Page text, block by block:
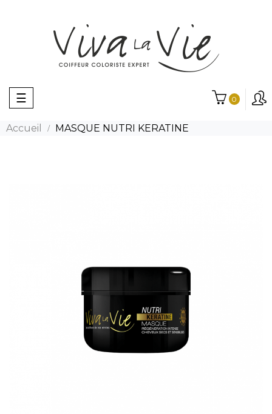
0
Basculer
la
navigation
☰
Accueil MASQUE NUTRI KERATINE